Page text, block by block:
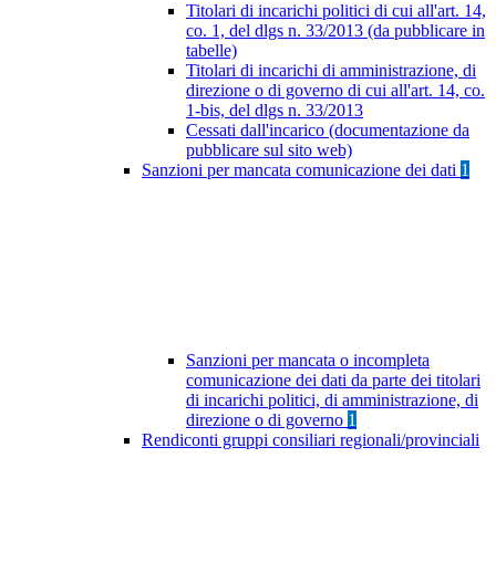
Titolari di incarichi politici di cui all'art. 14,
co. 1, del dlgs n. 33/2013 (da pubblicare in
tabelle)
Titolari di incarichi di amministrazione, di
direzione o di governo di cui all'art. 14, co.
1-bis, del dlgs n. 33/2013
Cessati dall'incarico (documentazione da
pubblicare sul sito web)
Sanzioni per mancata comunicazione dei dati 1
Sanzioni per mancata o incompleta
comunicazione dei dati da parte dei titolari
di incarichi politici, di amministrazione, di
direzione o di governo 1
Rendiconti gruppi consiliari regionali/provinciali